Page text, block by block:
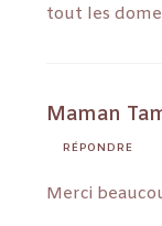
tout les
Maman
RÉPONDRE
Merci